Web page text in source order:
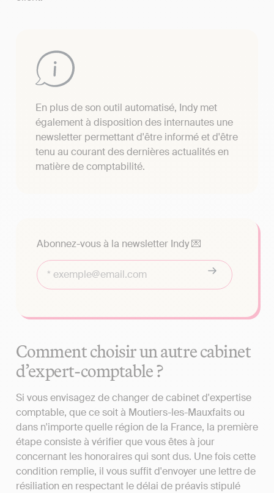
En plus de son outil automatisé, Indy met
également à disposition des internautes une
newsletter permettant d'être informé et d'être
tenu au courant des dernières actualités en
matière de comptabilité.
Abonnez-vous à la newsletter Indy 💌
Comment choisir un autre cabinet
d’expert-comptable ?
Si vous envisagez de changer de cabinet d'expertise
comptable, que ce soit à Moutiers-les-Mauxfaits ou
dans n'importe quelle région de la France, la première
étape consiste à vérifier que vous êtes à jour
concernant les honoraires qui sont dus. Une fois cette
condition remplie, il vous suffit d'envoyer une lettre de
résiliation en respectant le délai de préavis stipulé